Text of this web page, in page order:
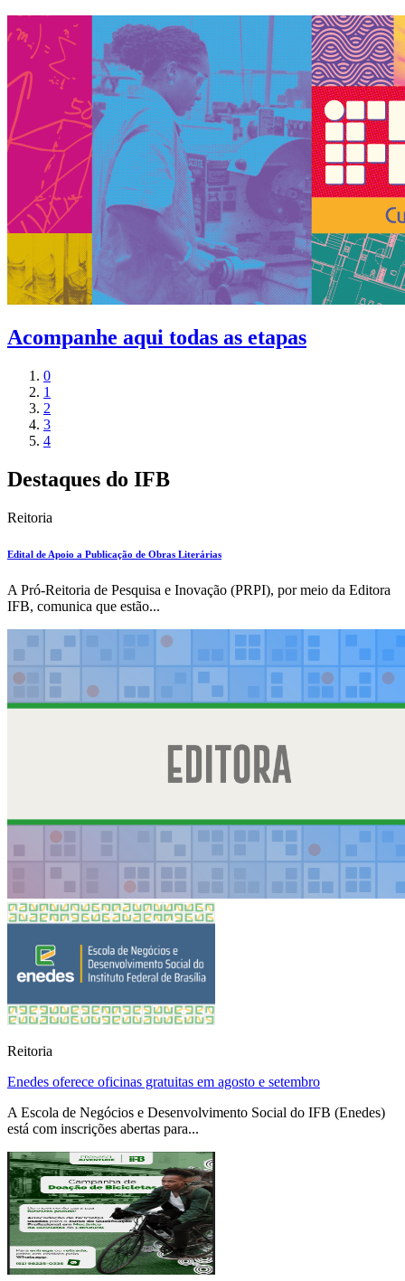
Acompanhe aqui todas as etapas
0
1
2
3
4
Destaques do IFB
Reitoria
Edital de Apoio a Publicação de Obras Literárias
A Pró-Reitoria de Pesquisa e Inovação (PRPI), por meio da Editora
IFB, comunica que estão...
Reitoria
Enedes oferece oficinas gratuitas em agosto e setembro
A Escola de Negócios e Desenvolvimento Social do IFB (Enedes)
está com inscrições abertas para...